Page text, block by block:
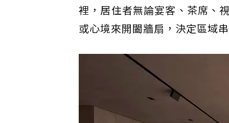
裡，居住者無論宴客、茶席、
或心境來開闔牆扇，決定區域